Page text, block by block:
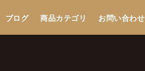
ブログ 商品カテゴリ お問い合わせ